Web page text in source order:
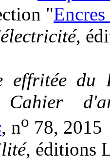
"
,
effritée du
Cahier
, no 78, 2015
, éditions